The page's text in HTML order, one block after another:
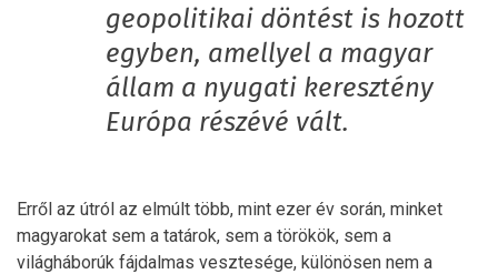
geopolitikai döntést is hozott
egyben, amellyel a magyar
állam a nyugati keresztény
Európa részévé vált.
Erről az útról az elmúlt több, mint ezer év során, minket
magyarokat sem a tatárok, sem a törökök, sem a
világháborúk fájdalmas vesztesége, különösen nem a